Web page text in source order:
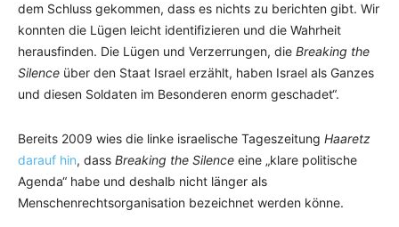
dem Schluss gekommen, dass es nichts zu berichten gibt. Wir
konnten die Lügen leicht identifizieren und die Wahrheit
herausfinden. Die Lügen und Verzerrungen, die Breaking the
Silence über den Staat Israel erzählt, haben Israel als Ganzes
und diesen Soldaten im Besonderen enorm geschadet“.
Bereits 2009 wies die linke israelische Tageszeitung Haaretz
darauf hin, dass Breaking the Silence eine „klare politische
Agenda“ habe und deshalb nicht länger als
Menschenrechtsorganisation bezeichnet werden könne.